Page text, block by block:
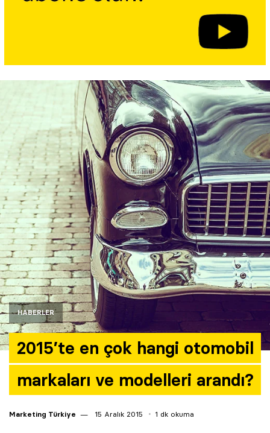
HABERLER
2015’te en çok hangi otomobil
markaları ve modelleri arandı?
Marketing Türkiye 15 Aralık 2015 1 dk okuma
Araştırma